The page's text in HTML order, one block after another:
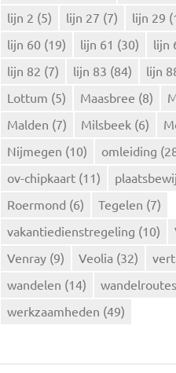
lijn 2 (5) lijn 27 (7) lijn 29
lijn 60 (19) lijn 61 (30) lijn
lijn 82 (7) lijn 83 (84) lijn
Lottum (5) Maasbree (8)
Malden (7) Milsbeek (6)
Nijmegen (10) omleiding
ov-chipkaart (11)
Roermond (6) Tegelen (7)
vakantiedienstregeling (10)
Venray (9) Veolia (32)
wandelen (14) wandelroutes
werkzaamheden (49)